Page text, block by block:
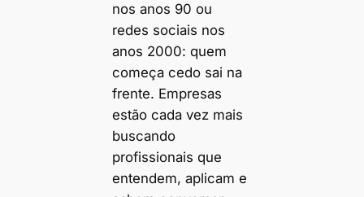
nos anos 90 ou
redes sociais nos
anos 2000: quem
começa cedo sai na
frente. Empresas
estão cada vez mais
buscando
profissionais que
entendem, aplicam e